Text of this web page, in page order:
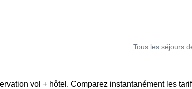
Tous les séjours
vol + hôtel. Comparez instantanément les